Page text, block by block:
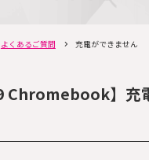
よくあるご質問 充電ができません
Chromebook】充